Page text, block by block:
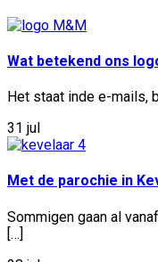
Wat betekend ons
Het staat inde e-mails,
31 jul
Met de parochie in
Sommigen gaan al
[…]